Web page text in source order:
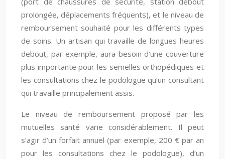
prolongée, déplacements fréquents), et le niveau de
remboursement souhaité pour les différents types
de soins. Un artisan qui travaille de longues heures
debout, par exemple, aura besoin d’une couverture
plus importante pour les semelles orthopédiques et
les consultations chez le podologue qu’un consultant
qui travaille principalement assis.
Le niveau de remboursement proposé par les
mutuelles santé varie considérablement. Il peut
s’agir d’un forfait annuel (par exemple, 200 € par an
pour les consultations chez le podologue), d’un